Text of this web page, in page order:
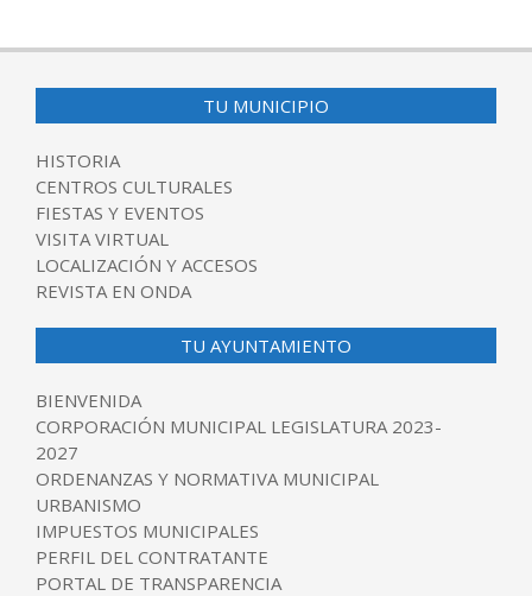
TU MUNICIPIO
HISTORIA
CENTROS CULTURALES
FIESTAS Y EVENTOS
VISITA VIRTUAL
LOCALIZACIÓN Y ACCESOS
REVISTA EN ONDA
TU AYUNTAMIENTO
BIENVENIDA
CORPORACIÓN MUNICIPAL LEGISLATURA 2023-
2027
ORDENANZAS Y NORMATIVA MUNICIPAL
URBANISMO
IMPUESTOS MUNICIPALES
PERFIL DEL CONTRATANTE
PORTAL DE TRANSPARENCIA